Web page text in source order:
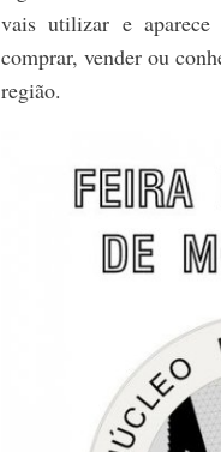
vais utilizar e aparece
comprar, vender ou
região.